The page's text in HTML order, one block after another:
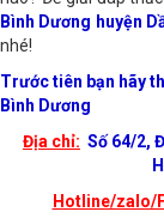
nào? Để giải đáp
Bình Dương huyện
Trước tiên bạn hãy
Bình Dương
Địa chỉ:
Số 64/2,